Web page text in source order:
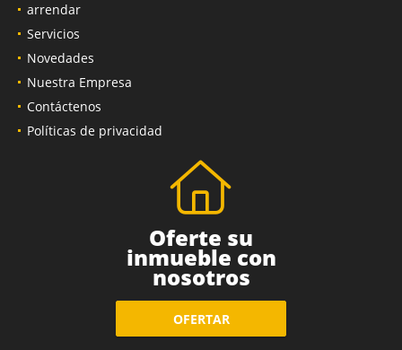
arrendar
Servicios
Novedades
Nuestra Empresa
Contáctenos
Políticas de privacidad
Oferte su
inmueble con
nosotros
OFERTAR